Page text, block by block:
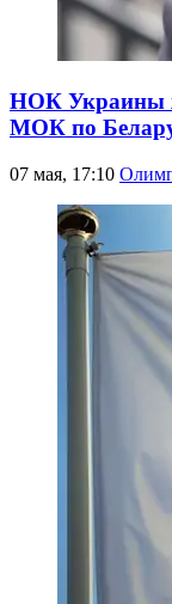
НОК Украины
МОК по
07 мая, 17:10